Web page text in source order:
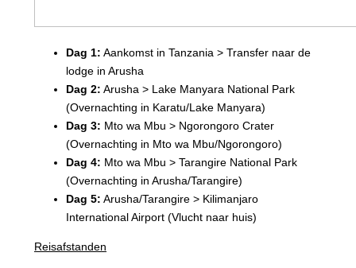
Dag 1: Aankomst in Tanzania > Transfer naar de
lodge in Arusha
Dag 2: Arusha > Lake Manyara National Park
(Overnachting in Karatu/Lake Manyara)
Dag 3: Mto wa Mbu > Ngorongoro Crater
(Overnachting in Mto wa Mbu/Ngorongoro)
Dag 4: Mto wa Mbu > Tarangire National Park
(Overnachting in Arusha/Tarangire)
Dag 5: Arusha/Tarangire > Kilimanjaro
International Airport (Vlucht naar huis)
Reisafstanden